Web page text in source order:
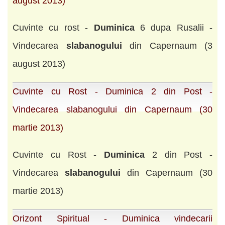
Cuvinte cu rost - Duminica6 dupa Rusalii -
Vindecarea slabanogului din Capernaum (3
august 2013)
Cuvinte cu Rost - Duminica 2 din Post -
Vindecarea slabanogului din Capernaum (30
martie 2013)
Cuvinte cu Rost - Duminica 2 din Post -
Vindecarea slabanogului din Capernaum (30
martie 2013)
Orizont Spiritual - Duminica vindecarii